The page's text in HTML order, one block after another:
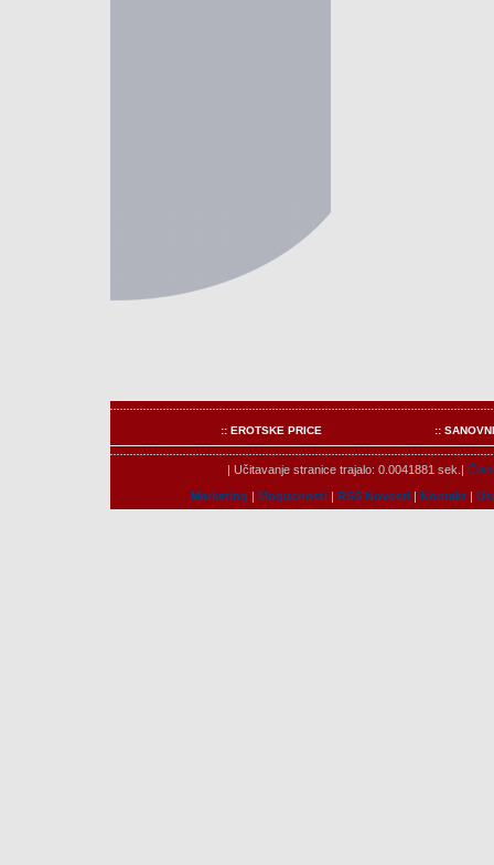
:: EROTSKE PRICE ::
| Učitavanje stranice trajalo: 0.0041881 sek.|
Marketing | Mogucnosti| RSS Novosti| Kontakt|